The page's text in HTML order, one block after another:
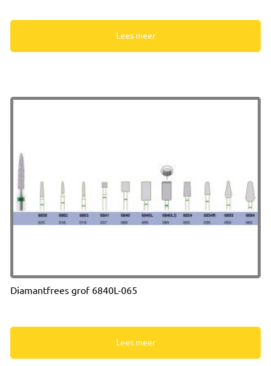
Lees meer
Diamantfrees grof 6840L-065
Lees meer